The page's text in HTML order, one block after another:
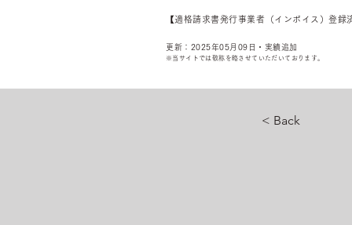
【適格請求書発行事業者（インボイス）登録
更新：2025年05 月09 日・実績追加
​※当サイトでは敬称を 略させていただいております。
< Back